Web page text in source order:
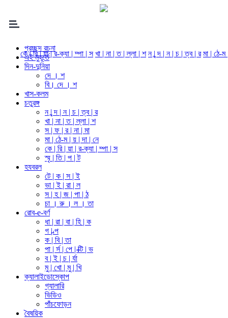
প্রচ্ছদ রচনা
এই মুহূর্তে
দিন-দুনিয়া
দে । শ
বি। দে । শ
খাস-কলম
চতুরঙ্গ
ন | ন্দ | ন | চ | ত্ব | র
খা | না | ত | ল্লা | শ
স | ফ | র | না | মা
মা | ঠে-ম | য় | দা | নে
কে | রি | য়া | র-ক্যা | ম্পা | স
স্মৃ | তি | প | ট
হযবরল
টে | ক | স | ই
ভা | ই | রা | ল
স | হ | জ | পা | ঠ
চা । রু । ল । তা
রোব-e-বর্ণ
ধা | রা | বা | হি | ক
গ | ল্প
ক | বি | তা
পা | র্স | পে | ক্টি | ভ
ব | ই | চ | র্যা
মু | খো | মু | খি
ক্যালাইডোস্কোপ
গ্যালারি
ভিডিও
পাঁচফোড়ন
বৈষয়িক
কে | রি | য়া | র-ক্যা | ম্পা | স খা | না | ত | ল্লা | শ ন | ন্দ | ন | চ | ত্ব | র মা | ঠে-